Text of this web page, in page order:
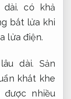
có khả
bắt lửa khi
lửa điện.
dài. Sản
khắt khe
nhiều